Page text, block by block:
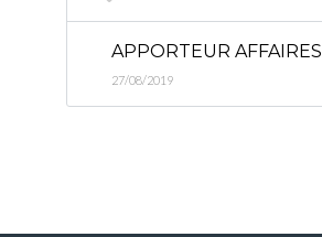
APPORTEUR AFFAIRES
27/08/2019